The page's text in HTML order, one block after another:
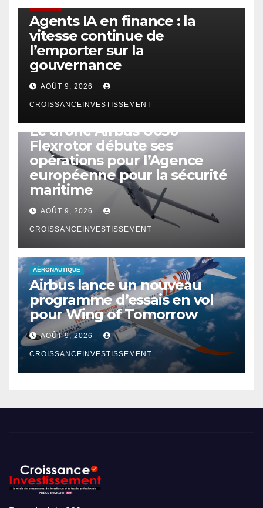
Agents IA en finance : la
vitesse continue de
l’emporter sur la
gouvernance
AOÛT 9, 2026
CROISSANCEINVESTISSEMENT
Le drone Airbus U030
Flexrotor débute ses
opérations pour l’Agence
européenne pour la sécurité
maritime
AOÛT 9, 2026
CROISSANCEINVESTISSEMENT
AÉRONAUTIQUE
Airbus lance un nouveau
programme d’essais en vol
pour Wing of Tomorrow
AOÛT 9, 2026
CROISSANCEINVESTISSEMENT